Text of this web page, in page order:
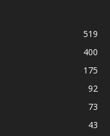
519
400
175
92
73
43